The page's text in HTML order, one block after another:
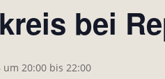
bei
um 20:00 bis 22:00